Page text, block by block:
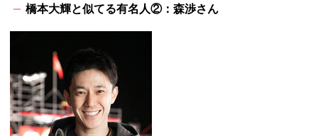
橋本大輝と似てる有名人②：森渉さん